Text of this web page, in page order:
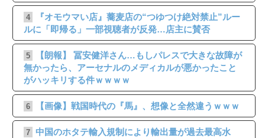
4
『オモウマい店』蕎麦店の“つゆつけ絶対禁止”ルー
ルに「即帰る」一部視聴者が反発…店主に賛否
5
【朗報】 冨安健洋さん…もしパレスで大きな故障が
無かったら、アーセナルのメディカルが悪かったこと
がハッキリする件ｗｗｗｗ
6 【画像】戦国時代の『馬』、想像と全然違うｗｗｗ
7 中国のホタテ輸入規制により輸出量が過去最高水